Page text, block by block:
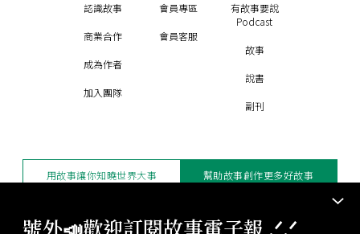
號外📣歡迎訂閱故事電子報 .ᐟ‪‪.ᐟ
認識故事
商業合作
成為作者
加入團隊
會員專區
會員客服
有故事要說
Podcast
故事
說書
副刊
用故事讓你知曉世界大事 幫助故事創作更多好故事